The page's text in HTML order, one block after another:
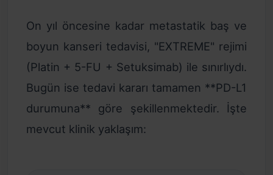
On yıl öncesine kadar metastatik baş ve
boyun kanseri tedavisi, "EXTREME" rejimi
(Platin + 5-FU + Setuksimab) ile sınırlıydı.
Bugün ise tedavi kararı tamamen **PD-L1
durumuna** göre şekillenmektedir. İşte
mevcut klinik yaklaşım: